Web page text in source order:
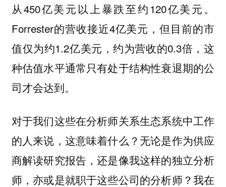
从450亿美元以上暴跌至约120亿美元。
Forrester的营收接近4亿美元，但目前的市
值仅为约1.2亿美元，约为营收的0.3倍，这
种估值水平通常只有处于结构性衰退期的公
司才会达到。
对于我们这些在分析师关系生态系统中工作
的人来说，这意味着什么？无论是作为供应
商解读研究报告，还是像我这样的独立分析
师，亦或是就职于这些公司的分析师？我在